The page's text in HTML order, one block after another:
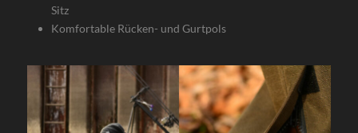
Sitz
Komfortable Rücken- und Gurtpols